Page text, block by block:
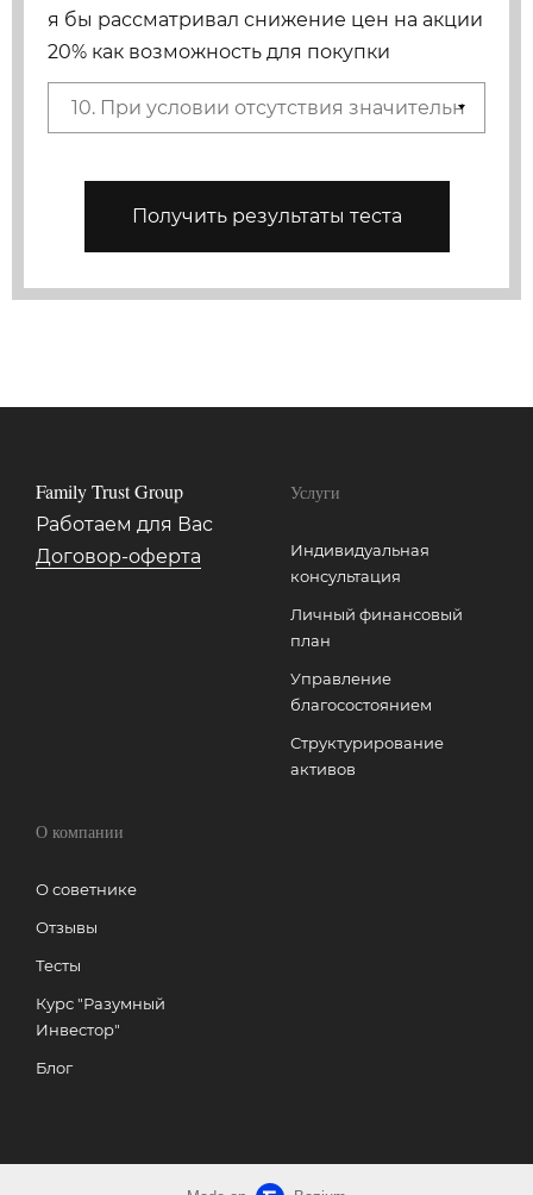
я бы рассматривал снижение цен на акции
20% как возможность для покупки
Получить результаты теста
Family Trust Group
Работаем для Вас
Договор-оферта
Услуги
Индивидуальная
консультация
Личный финансовый
план
Управление
благосостоянием
Структурирование
активов
О компании
О советнике
Отзывы
Тесты
Курс "Разумный
Инвестор"
Блог